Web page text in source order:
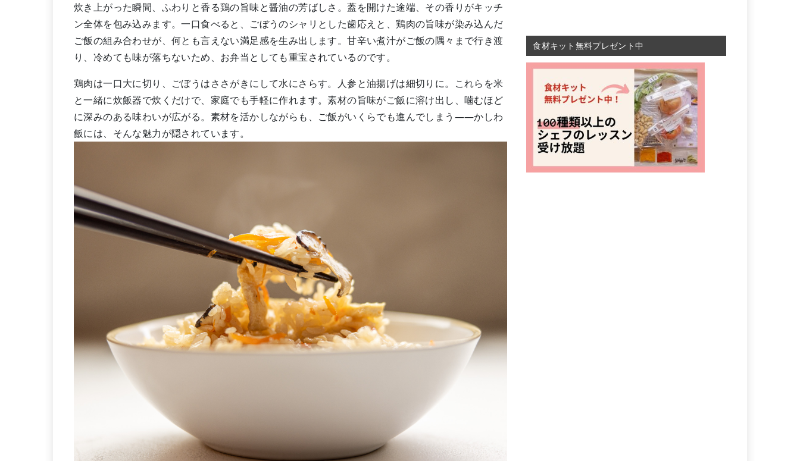
炊き上がった瞬間、ふわりと香る鶏の旨味と醤油の芳ばしさ。蓋を開けた途端、その香りがキッチ
ン全体を包み込みます。一口食べると、ごぼうのシャリとした歯応えと、鶏肉の旨味が染み込んだ
ご飯の組み合わせが、何とも言えない満足感を生み出します。甘辛い煮汁がご飯の隅々まで行き渡
り、冷めても味が落ちないため、お弁当としても重宝されているのです。
鶏肉は一口大に切り、ごぼうはささがきにして水にさらす。人参と油揚げは細切りに。これらを米
と一緒に炊飯器で炊くだけで、家庭でも手軽に作れます。素材の旨味がご飯に溶け出し、噛むほど
に深みのある味わいが広がる。素材を活かしながらも、ご飯がいくらでも進んでしまう——かしわ
飯には、そんな魅力が隠されています。
食材キット無料プレゼント中